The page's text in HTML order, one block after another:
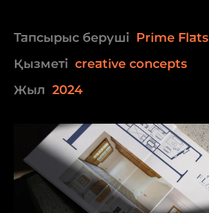
Тапсырыс беруші Prime Flats
Қызметі creative concepts
Жыл 2024